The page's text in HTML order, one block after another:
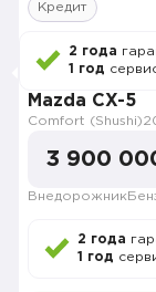
Кредит
2 года
1 год
Mazda CX-5
Comfort (Shushi)
3 900
Внедорожник
2 года
1 год